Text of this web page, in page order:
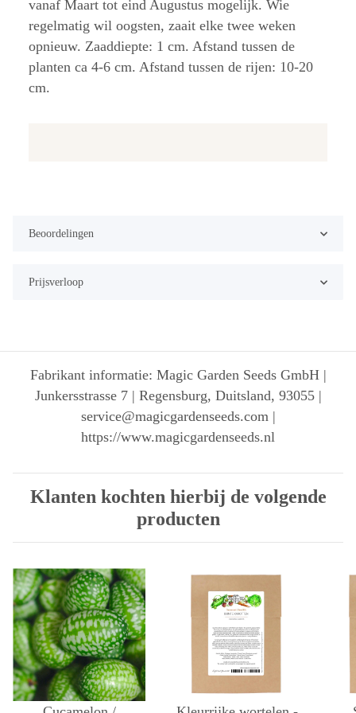
vanaf Maart tot eind Augustus mogelijk. Wie
regelmatig wil oogsten, zaait elke twee weken
opnieuw. Zaaddiepte: 1 cm. Afstand tussen de
planten ca 4-6 cm. Afstand tussen de rijen: 10-20
cm.
Beoordelingen
Prijsverloop
Fabrikant informatie: Magic Garden Seeds GmbH |
Junkersstrasse 7 | Regensburg, Duitsland, 93055 |
service@magicgardenseeds.com |
https://www.magicgardenseeds.nl
Klanten kochten hierbij de volgende
producten